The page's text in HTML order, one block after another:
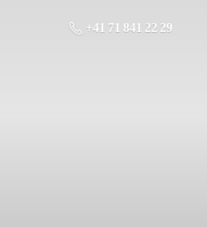
+41 71 841 22 29